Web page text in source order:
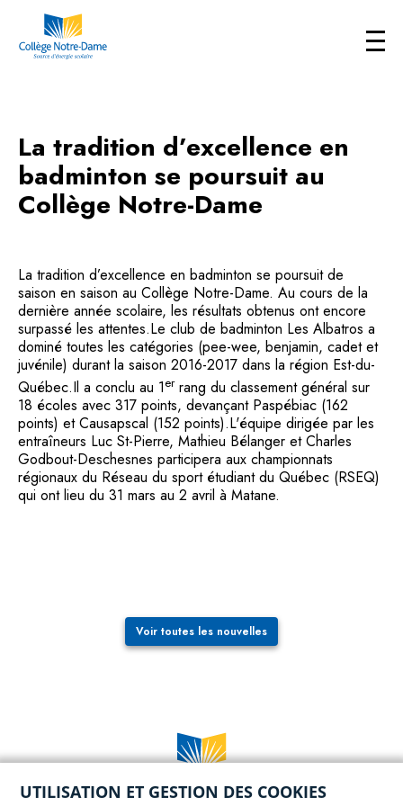
La tradition d’excellence en
badminton se poursuit au
Collège Notre-Dame
La tradition d’excellence en badminton se poursuit de
saison en saison au Collège Notre-Dame. Au cours de la
dernière année scolaire, les résultats obtenus ont encore
surpassé les attentes.Le club de badminton Les Albatros a
dominé toutes les catégories (pee-wee, benjamin, cadet et
juvénile) durant la saison 2016-2017 dans la région Est-du-
Québec.Il a conclu au 1errang du classement général sur
18 écoles avec 317 points, devançant Paspébiac (162
points) et Causapscal (152 points).L'équipe dirigée par les
entraîneurs Luc St-Pierre, Mathieu Bélanger et Charles
Godbout-Deschesnes participera aux championnats
régionaux du Réseau du sport étudiant du Québec (RSEQ)
qui ont lieu du 31 mars au 2 avril à Matane.
Voir toutes les nouvelles
UTILISATION ET GESTION DES COOKIES